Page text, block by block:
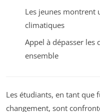
Les jeunes montrent
climatiques
Appel à dépasser les
ensemble
Les étudiants, en tant que
changement, sont